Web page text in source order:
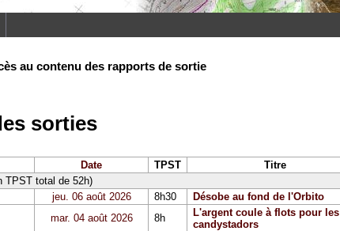
au contenu des rapports de sortie
sorties
Date TPST Titre
TPST total de 52h)
jeu. 06 août 2026 8h30 Désobe au fond de l'Orbito
mar. 04 août 2026 8h
L'argent coule à flots pour les
candystadors